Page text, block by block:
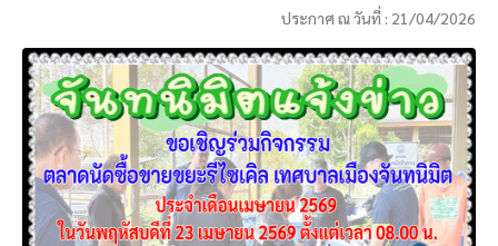
ประกาศ ณ วันที่ : 21/04/2026